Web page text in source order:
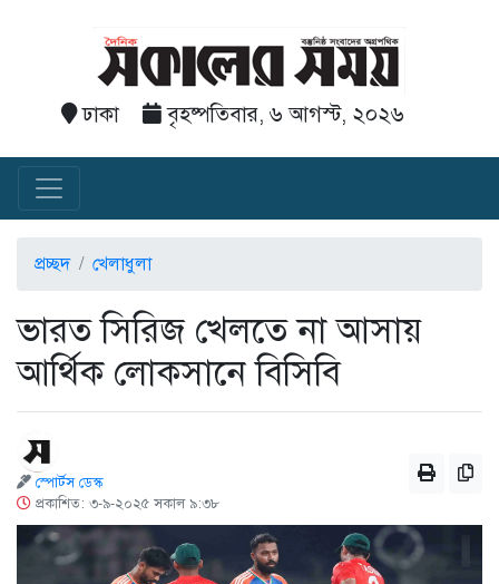
ঢাকা বৃহষ্পতিবার, ৬ আগস্ট, ২০২৬
প্রচ্ছদ খেলাধুলা
ভারত সিরিজ খেলতে না আসায়
আর্থিক লোকসানে বিসিবি
স্পোর্টস ডেস্ক
প্রকাশিত: ৩-৯-২০২৫ সকাল ৯:৩৮